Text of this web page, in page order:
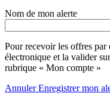
Nom de mon alerte
Pour recevoir les offres par
électronique et la valider
rubrique « Mon compte »
AnnulerEnregistrer mon